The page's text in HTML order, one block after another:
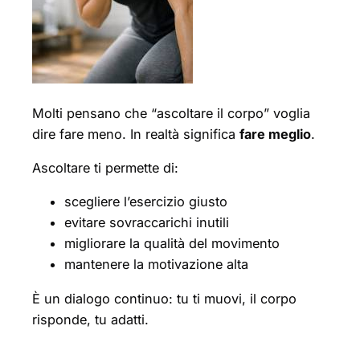
Molti pensano che “ascoltare il corpo” voglia
dire fare meno. In realtà significa fare meglio.
Ascoltare ti permette di:
scegliere l’esercizio giusto
evitare sovraccarichi inutili
migliorare la qualità del movimento
mantenere la motivazione alta
È un dialogo continuo: tu ti muovi, il corpo
risponde, tu adatti.